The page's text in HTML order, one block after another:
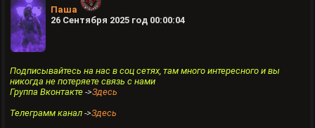
Паша
26 Сентября 2025 год 00:00:04
Подписывайтесь на нас в соц сетях, там много интересного и вы
никогда не потеряете связь с нами
Группа Вконтакте ->Здесь
Телеграмм канал ->Здесь